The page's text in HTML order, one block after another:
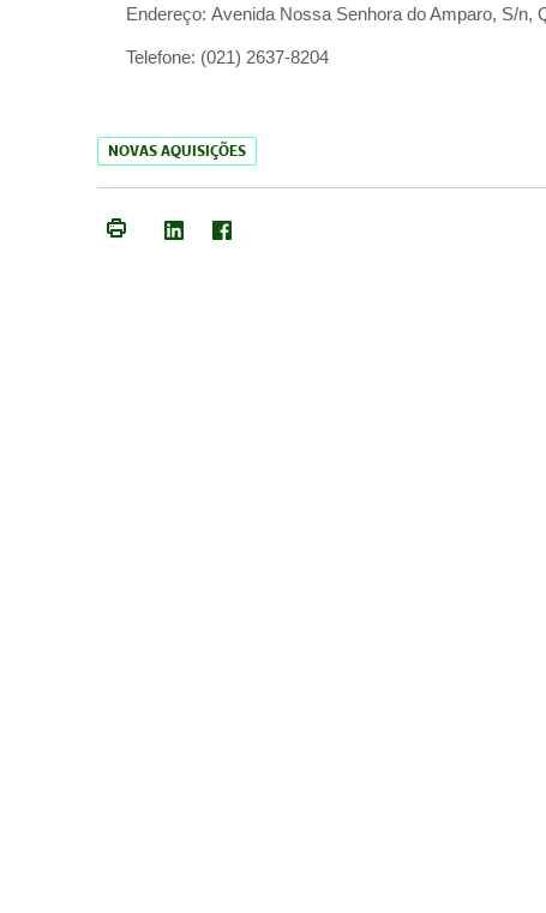
Endereço: Avenida Nossa Senhora do Amparo, S/n,
Telefone: (021) 2637-8204
NOVAS AQUISIÇÕES